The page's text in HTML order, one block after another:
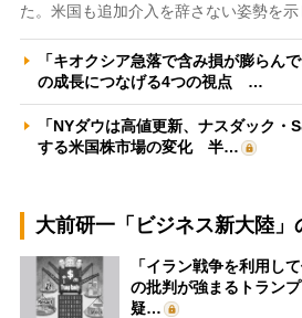
た。米国も追加介入を辞さない姿勢を示
「キオクシア急落で含み損が膨らん
の成長につなげる4つの視点 …
「NYダウは高値更新、ナスダック
する米国株市場の変化 半…
大前研一「ビジネス新大陸」
「イラン戦争を利用し
の批判が強まるトラン
疑…